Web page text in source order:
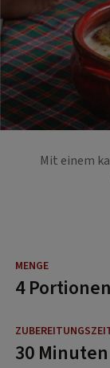
Mit einem
4 Portionen
30 Minuten